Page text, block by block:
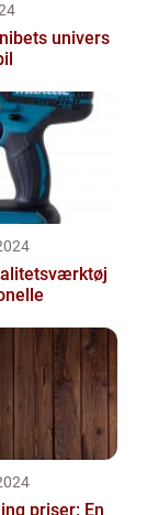
univers
priser: En